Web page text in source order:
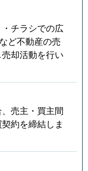
チラシでの広
ど不動産の売
却活動を行い
売主・買主間
約を締結しま